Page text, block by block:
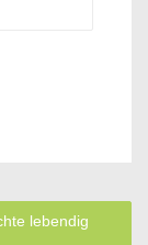
lebendig